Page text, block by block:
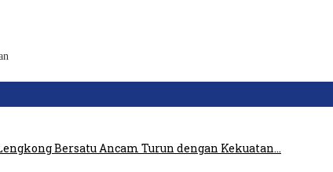
Bersatu Ancam Turun dengan Kekuatan…